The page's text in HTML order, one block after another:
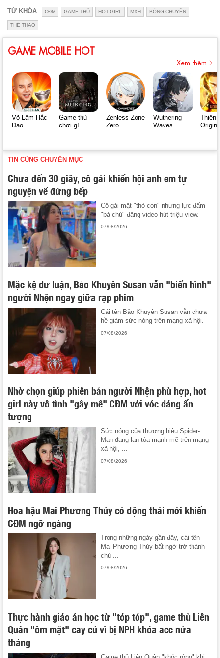
TỪ KHÓA CĐM GAME THỦ HOT GIRL MXH BÓNG CHUYỀN
THỂ THAO
GAME MOBILE HOT
Xem thêm
Võ Lâm Hắc
Đạo
Game thủ
chơi gì
Zenless Zone
Zero
Wuthering
Waves
Thiên
Origin
TIN CÙNG CHUYÊN MỤC
Chưa đến 30 giây, cô gái khiến hội anh em tự
nguyện về đứng bếp
Cô gái mặt "thỏ con" nhưng lực đấm
"bá chủ" đăng video hút triệu view.
07/08/2026
Mặc kệ dư luận, Bảo Khuyên Susan vẫn "biến hình"
người Nhện ngay giữa rạp phim
Cái tên Bảo Khuyên Susan vẫn chưa
hề giảm sức nóng trên mạng xã hội.
07/08/2026
Nhờ chọn giúp phiên bản người Nhện phù hợp, hot
girl này vô tình "gây mê" CĐM với vóc dáng ấn
tượng
Sức nóng của thương hiệu Spider-
Man đang lan tỏa mạnh mẽ trên mạng
xã hội, ...
07/08/2026
Hoa hậu Mai Phương Thúy có động thái mới khiến
CĐM ngỡ ngàng
Trong những ngày gần đây, cái tên
Mai Phương Thúy bất ngờ trở thành
chủ ...
07/08/2026
Thực hành giáo án học từ "tóp tóp", game thủ Liên
Quân "ôm mặt" cay cú vì bị NPH khóa acc nửa
tháng